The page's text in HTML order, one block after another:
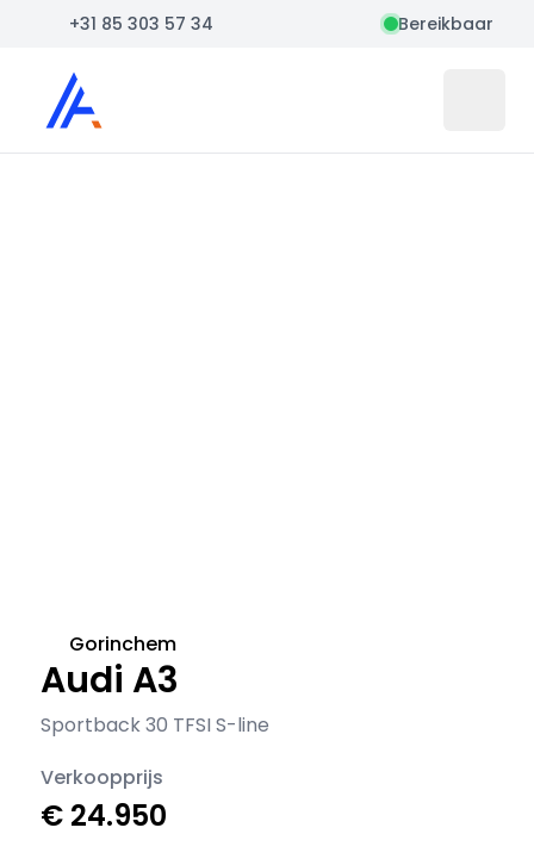
+31 85 303 57 34 Bereikbaar
Auto Atlas
Audi A3
Sportback 30 TFSI S-line
Gorinchem
Verkoopprijs
€ 24.950